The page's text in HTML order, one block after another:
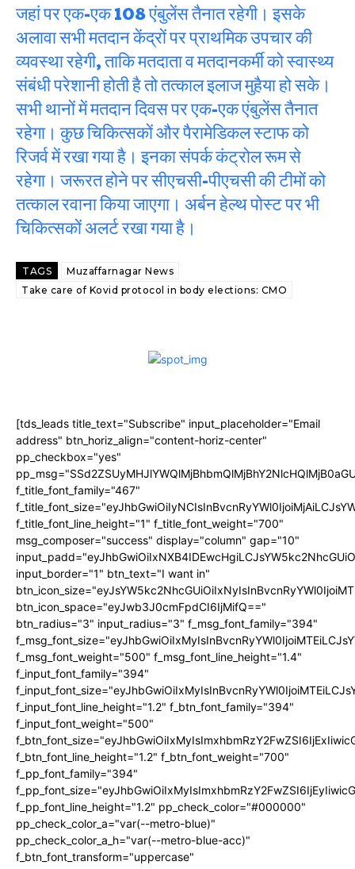
जहां पर एक-एक 108 एंबुलेंस तैनात रहेगी। इसके
अलावा सभी मतदान केंद्रों पर प्राथमिक उपचार की
व्यवस्था रहेगी, ताकि मतदाता व मतदानकर्मी को स्वास्थ्य
संबंधी परेशानी होती है तो तत्काल इलाज मुहैया हो सके।
सभी थानों में मतदान दिवस पर एक-एक एंबुलेंस तैनात
रहेगा। कुछ चिकित्सकों और पैरामेडिकल स्टाफ को
रिजर्व में रखा गया है। इनका संपर्क कंट्रोल रूम से
रहेगा। जरूरत होने पर सीएचसी-पीएचसी की टीमों को
तत्काल रवाना किया जाएगा। अर्बन हेल्थ पोस्ट पर भी
चिकित्सकों अलर्ट रखा गया है।
TAGS
Muzaffarnagar News
Take care of Kovid protocol in body elections: CMO
[tds_leads title_text="Subscribe" input_placeholder="Email
address" btn_horiz_align="content-horiz-center"
pp_checkbox="yes"
f_title_font_family="467"
f_title_font_line_height="1" f_title_font_weight="700"
msg_composer="success" display="column" gap="10"
input_border="1" btn_text="I want in"
btn_icon_space="eyJwb3J0cmFpdCI6IjMifQ=="
btn_radius="3" input_radius="3" f_msg_font_family="394"
f_msg_font_weight="500" f_msg_font_line_height="1.4"
f_input_font_family="394"
f_input_font_line_height="1.2" f_btn_font_family="394"
f_input_font_weight="500"
f_btn_font_line_height="1.2" f_btn_font_weight="700"
f_pp_font_family="394"
f_pp_font_line_height="1.2" pp_check_color="#000000"
pp_check_color_a="var(--metro-blue)"
pp_check_color_a_h="var(--metro-blue-acc)"
f_btn_font_transform="uppercase"